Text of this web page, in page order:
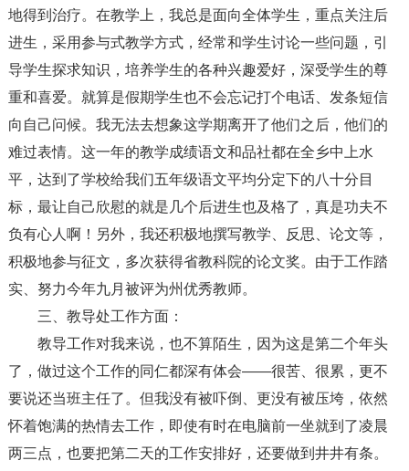
地得到治疗。在教学上，我总是面向全体学生，重点关注后
进生，采用参与式教学方式，经常和学生讨论一些问题，引
导学生探求知识，培养学生的各种兴趣爱好，深受学生的尊
重和喜爱。就算是假期学生也不会忘记打个电话、发条短信
向自己问候。我无法去想象这学期离开了他们之后，他们的
难过表情。这一年的教学成绩语文和品社都在全乡中上水
平，达到了学校给我们五年级语文平均分定下的八十分目
标，最让自己欣慰的就是几个后进生也及格了，真是功夫不
负有心人啊！另外，我还积极地撰写教学、反思、论文等，
积极地参与征文，多次获得省教科院的论文奖。由于工作踏
实、努力今年九月被评为州优秀教师。
三、教导处工作方面：
教导工作对我来说，也不算陌生，因为这是第二个年头
了，做过这个工作的同仁都深有体会——很苦、很累，更不
要说还当班主任了。但我没有被吓倒、更没有被压垮，依然
怀着饱满的热情去工作，即使有时在电脑前一坐就到了凌晨
两三点，也要把第二天的工作安排好，还要做到井井有条。